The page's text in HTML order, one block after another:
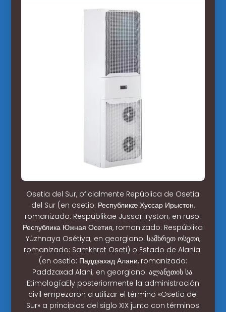
Osetia del Sur, oficialmente República de Osetia
del Sur (en osetio: Республикӕ Хуссар Ирыстон,
romanizado: Respublikae Jussar Iryston; en ruso:
Республика Южная Осетия, romanizado: Respúblika
Yúzhnaya Osétiya; en georgiano: სამხრეთ ოსეთი,
romanizado: Samkhret Oseti) o Estado de Alania ​
(en osetio: Паддзахад Алани, romanizado:
Paddzaxad Alani; en georgiano: ალანეთის სა.
EtimologíaEly posteriormente la administración
civil empezaron a utilizar el término «Osetia del
Sur» a principios del siglo XIX junto con términos